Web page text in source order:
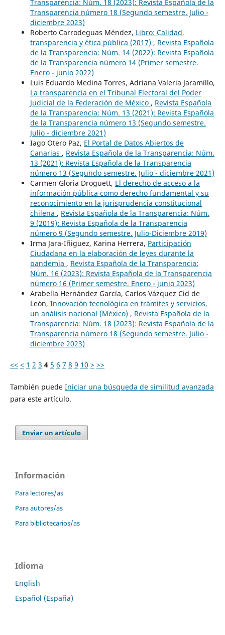
Transparencia: Núm. 18 (2023): Revista Española de la
Transparencia número 18 (Segundo semestre. Julio -
diciembre 2023)
Roberto Carrodeguas Méndez, Libro: Calidad,
transparencia y ética pública (2017) , Revista Española
de la Transparencia: Núm. 14 (2022): Revista Española
de la Transparencia número 14 (Primer semestre.
Enero - junio 2022)
Luis Eduardo Medina Torres, Adriana Valeria Jaramillo,
La transparencia en el Tribunal Electoral del Poder
Judicial de la Federación de México , Revista Española
de la Transparencia: Núm. 13 (2021): Revista Española
de la Transparencia número 13 (Segundo semestre.
Julio - diciembre 2021)
Iago Otero Paz, El Portal de Datos Abiertos de
Canarias , Revista Española de la Transparencia: Núm.
13 (2021): Revista Española de la Transparencia
número 13 (Segundo semestre. Julio - diciembre 2021)
Carmen Gloria Droguett, El derecho de acceso a la
información pública como derecho fundamental y su
reconocimiento en la jurisprudencia constitucional
chilena , Revista Española de la Transparencia: Núm.
9 (2019): Revista Española de la Transparencia
número 9 (Segundo semestre. Julio-Diciembre 2019)
Irma Jara-Iñiguez, Karina Herrera, Participación
Ciudadana en la elaboración de leyes durante la
pandemia , Revista Española de la Transparencia:
Núm. 16 (2023): Revista Española de la Transparencia
número 16 (Primer semestre. Enero - junio 2023)
Arabella Hernández García, Carlos Vázquez Cid de
León, Innovación tecnológica en trámites y servicios,
un análisis nacional (México) , Revista Española de la
Transparencia: Núm. 18 (2023): Revista Española de la
Transparencia número 18 (Segundo semestre. Julio -
diciembre 2023)
<< < 1 2 3 4 5 6 7 8 9 10 > >>
También puede Iniciar una búsqueda de similitud avanzada
para este artículo.
Enviar un artículo
Información
Para lectores/as
Para autores/as
Para bibliotecarios/as
Idioma
English
Español (España)